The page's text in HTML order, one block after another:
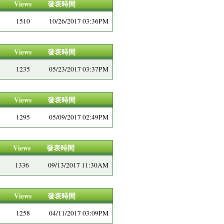
Views 發表時間
1510 10/26/2017 03:36PM
Views 發表時間
1235 05/23/2017 03:37PM
Views 發表時間
1295 05/09/2017 02:49PM
Views 發表時間
1336 09/13/2017 11:30AM
Views 發表時間
1258 04/11/2017 03:09PM